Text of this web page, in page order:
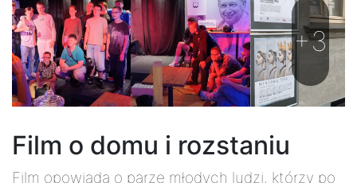
+3
Film o domu i rozstaniu
Film opowiada o parze młodych ludzi, którzy po